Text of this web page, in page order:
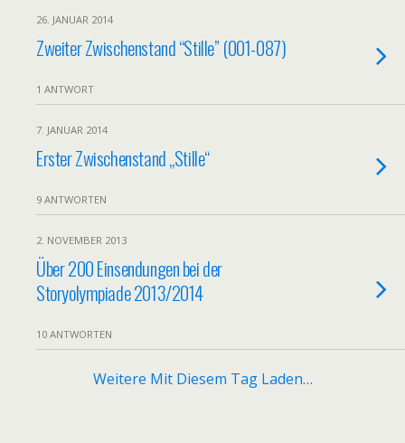
26. JANUAR 2014
Zweiter Zwischenstand “Stille” (001-087)
1 ANTWORT
7. JANUAR 2014
Erster Zwischenstand „Stille“
9 ANTWORTEN
2. NOVEMBER 2013
Über 200 Einsendungen bei der
Storyolympiade 2013/2014
10 ANTWORTEN
Weitere Mit Diesem Tag Laden…